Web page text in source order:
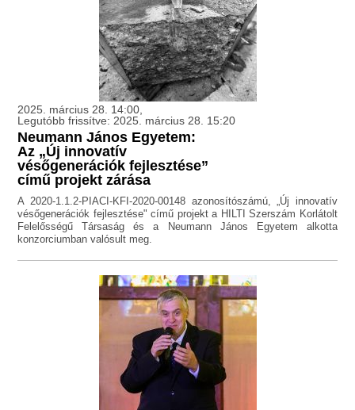
2025. március 28. 14:00,
Legutóbb frissítve: 2025. március 28. 15:20
Neumann János Egyetem:
Az „Új innovatív
vésőgenerációk fejlesztése”
című projekt zárása
A 2020-1.1.2-PIACI-KFI-2020-00148 azonosítószámú, „Új innovatív
vésőgenerációk fejlesztése" című projekt a HILTI Szerszám Korlátolt
Felelősségű Társaság és a Neumann János Egyetem alkotta
konzorciumban valósult meg.